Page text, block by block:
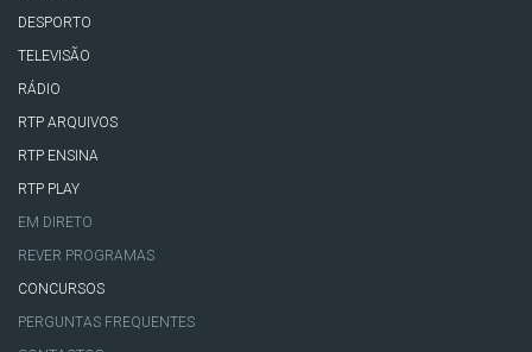
DESPORTO
TELEVISÃO
RÁDIO
RTP ARQUIVOS
RTP ENSINA
RTP PLAY
EM DIRETO
REVER PROGRAMAS
CONCURSOS
PERGUNTAS FREQUENTES